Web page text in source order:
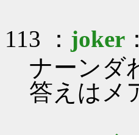
113 ： joker
ナーンダ
答えはメ